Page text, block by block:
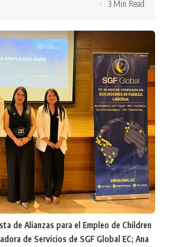
3 Min Read
de Alianzas para el Empleo de Children
de Servicios de SGF Global EC; Ana